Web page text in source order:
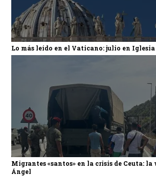
Lo más leído en el Vaticano: julio en
Migrantes «santos» en la crisis de Ceuta:
Ángel